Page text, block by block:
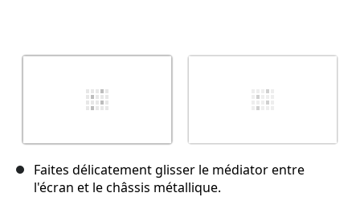
Faites délicatement glisser le médiator entre
l'écran et le châssis métallique.